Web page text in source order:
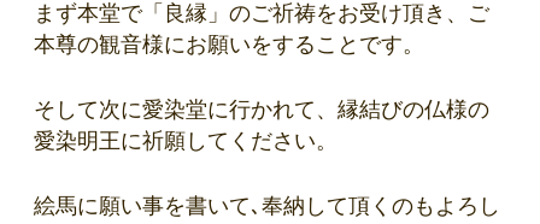
まず本堂で「良縁」のご祈祷をお受け頂き、ご
本尊の観音様にお願いをすることです。
そして次に愛染堂に行かれて、縁結びの仏様の
愛染明王に祈願してください。
絵馬に願い事を書いて､奉納して頂くのもよろし